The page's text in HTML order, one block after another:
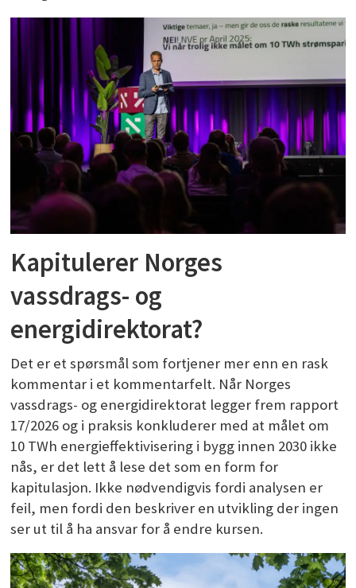
Kapitulerer Norges
vassdrags- og
energidirektorat?
Det er et spørsmål som fortjener mer enn en rask
kommentar i et kommentarfelt. Når Norges
vassdrags- og energidirektorat legger frem rapport
17/2026 og i praksis konkluderer med at målet om
10 TWh energieffektivisering i bygg innen 2030 ikke
nås, er det lett å lese det som en form for
kapitulasjon. Ikke nødvendigvis fordi analysen er
feil, men fordi den beskriver en utvikling der ingen
ser ut til å ha ansvar for å endre kursen.